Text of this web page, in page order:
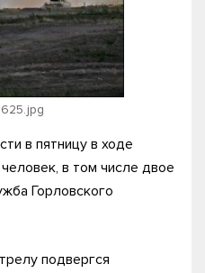
в пятницу в ходе
в том числе двое
Горловского
подвергся